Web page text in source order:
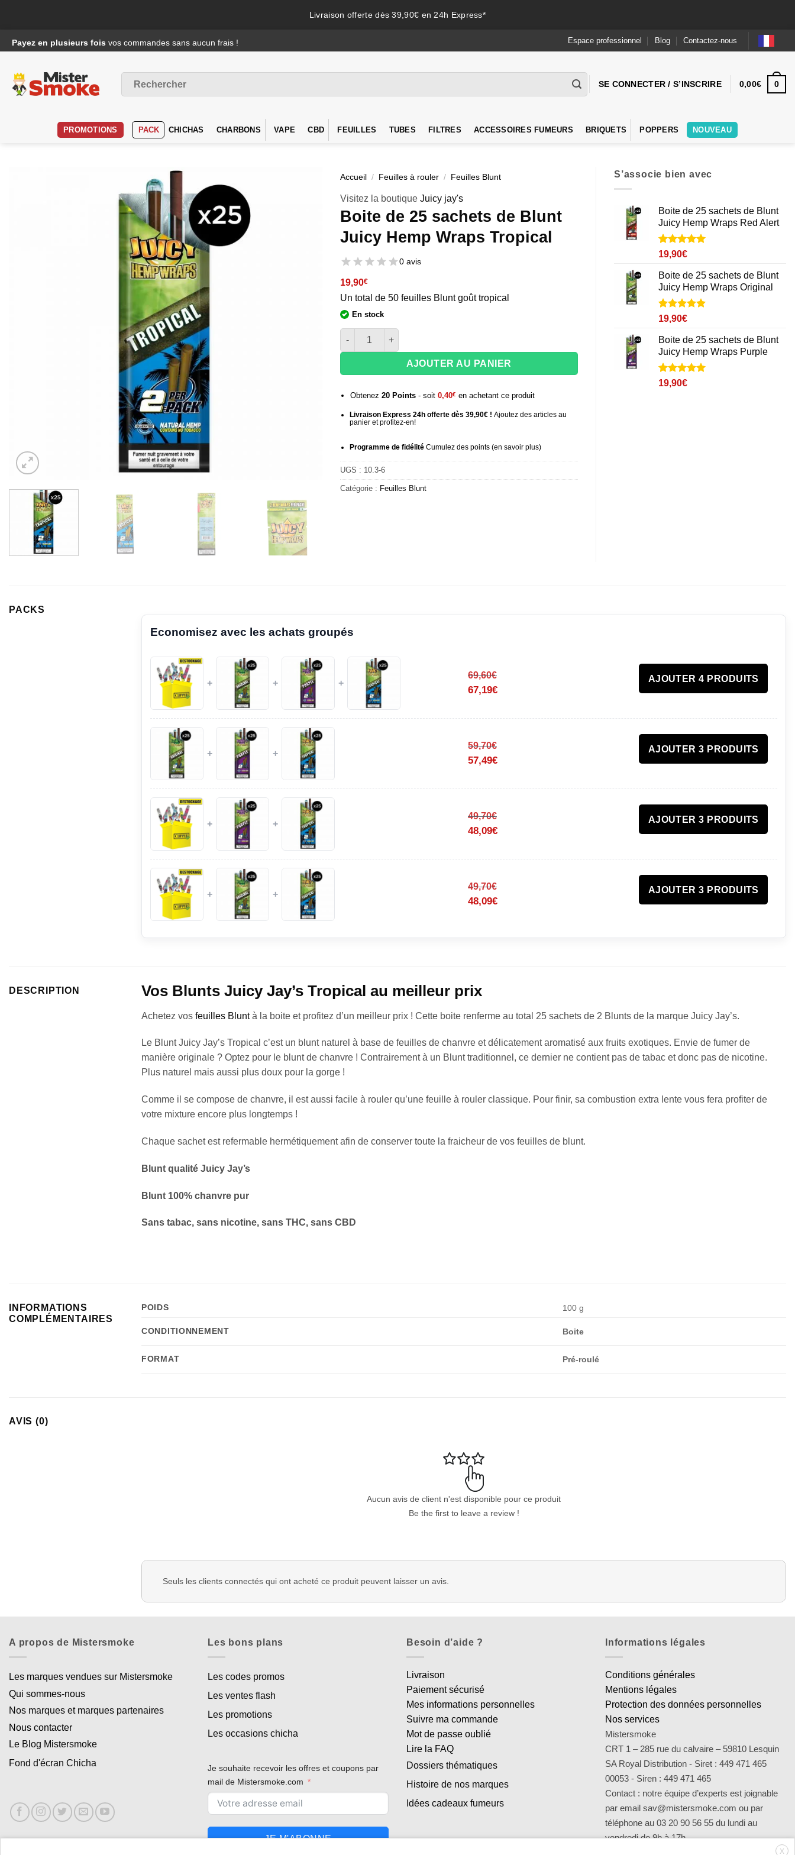
Livraison offerte dès 39,90€ en 24h Express*
au
Payez en plusieurs fois vos commandes sans aucun frais ! Espace professionnel Blog Contactez-nous
pour :
SE CONNECTER / S’INSCRIRE 0,00€ 0
PROMOTIONS PACK CHICHAS CHARBONS VAPE CBD FEUILLES TUBES FILTRES ACCESSOIRES FUMEURS BRIQUETS POPPERS NOUVEAU
Accueil / Feuilles à rouler / Feuilles Blunt
Visitez la boutique Juicy jay's
Boite de 25 sachets de Blunt
Juicy Hemp Wraps Tropical
0 avis
19,90€
Un total de 50 feuilles Blunt goût tropical
En stock
quantité de Boite de 25 sachets de Blunt Juicy Hemp Wraps Tropical
AJOUTER AU PANIER
Obtenez 20Points- soit 0,40€ en achetant ce produit
Livraison Express 24h offerte dès 39,90€ ! Ajoutez des articles au
panier et profitez-en!
Programme de fidélitéCumulez des points (en savoir plus)
UGS : 10.3-6
Catégorie : Feuilles Blunt
S’associe bien avec
Boite de 25 sachets de Blunt
Juicy Hemp Wraps Red Alert
Noté5sur
5 basé sur
1
notation
client
19,90€
Boite de 25 sachets de Blunt
Juicy Hemp Wraps Original
Noté5sur
5 basé sur
1
notation
client
19,90€
Boite de 25 sachets de Blunt
Juicy Hemp Wraps Purple
Noté5sur
5 basé sur
1
19,90€
PACKS
Economisez avec les achats groupés
+ + +
69,60€
67,19€
AJOUTER 4 PRODUITS
+ +
59,70€
57,49€
AJOUTER 3 PRODUITS
+ +
49,70€
48,09€
AJOUTER 3 PRODUITS
+ +
49,70€
48,09€
AJOUTER 3 PRODUITS
DESCRIPTION Vos Blunts Juicy Jay’s Tropical au meilleur prix
Achetez vos feuilles Bluntà la boite et profitez d’un meilleur prix ! Cette boite renferme au total 25 sachets de 2 Blunts de la marque Juicy Jay’s.
Le Blunt Juicy Jay’s Tropical c’est un blunt naturel à base de feuilles de chanvre et délicatement aromatisé aux fruits exotiques. Envie de fumer de
manière originale ? Optez pour le blunt de chanvre ! Contrairement à un Blunt traditionnel, ce dernier ne contient pas de tabac et donc pas de nicotine.
Plus naturel mais aussi plus doux pour la gorge !
Comme il se compose de chanvre, il est aussi facile à rouler qu’une feuille à rouler classique. Pour finir, sa combustion extra lente vous fera profiter de
votre mixture encore plus longtemps !
Chaque sachet est refermable hermétiquement afin de conserver toute la fraicheur de vos feuilles de blunt.
Blunt qualité Juicy Jay’s
Blunt 100% chanvre pur
Sans tabac, sans nicotine, sans THC, sans CBD
INFORMATIONS
COMPLÉMENTAIRES
POIDS 100 g
CONDITIONNEMENT Boite
FORMAT Pré-roulé
AVIS (0)
Aucun avis de client n'est disponible pour ce produit
Be the first to leave a review !
Seuls les clients connectés qui ont acheté ce produit peuvent laisser un avis.
A propos de Mistersmoke
Les marques vendues sur Mistersmoke
Qui sommes-nous
Nos marques et marques partenaires
Nous contacter
Le Blog Mistersmoke
Fond d'écran Chicha
Les bons plans
Les codes promos
Les ventes flash
Les promotions
Les occasions chicha
Je souhaite recevoir les offres et coupons par
mail de Mistersmoke.com
JE M'ABONNE
Besoin d’aide ?
Livraison
Paiement sécurisé
Mes informations personnelles
Suivre ma commande
Mot de passe oublié
Lire la FAQ
Dossiers thématiques
Histoire de nos marques
Idées cadeaux fumeurs
Informations légales
Conditions générales
Mentions légales
Protection des données personnelles
Nos services
Mistersmoke
CRT 1 – 285 rue du calvaire – 59810 Lesquin
SA Royal Distribution - Siret : 449 471 465
00053 - Siren : 449 471 465
Contact : notre équipe d’experts est joignable
par email sav@mistersmoke.com ou par
téléphone au 03 20 90 56 55 du lundi au
vendredi de 9h à 17h.
X